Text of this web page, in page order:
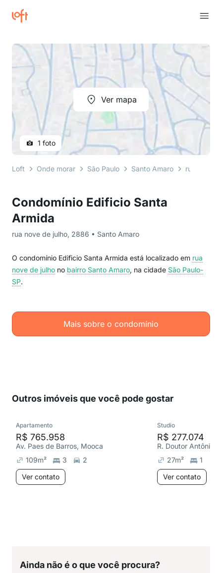
Condomínio Edificio Santa
Armida
rua nove de julho, 2886 • Santo Amaro
O condomínio Edificio Santa Armida está localizado em rua
nove de julho no bairro Santo Amaro, na cidade São Paulo-
SP.
Mais sobre o condomínio
Ver mapa
1 foto
Loft Onde morar São Paulo Santo Amaro rua nove
Outros imóveis que você pode gostar
Apartamento
R$ 765.958
Av. Paes de Barros, Mooca
109m² 3
2
Ver contato
Studio
R$ 277.074
27m²
1
Ver contato
Ainda não é o que você procura?